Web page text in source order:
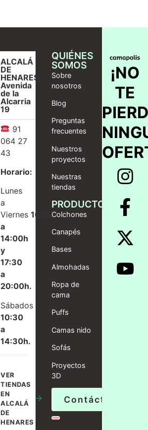
ALCALÁ
DE
HENARES,
Avenida
de la
Alcarria
19
91
064 27
43
Horario:
Lunes
a
Viernes10:00
a
14:00h
y
17:30
a
20:00h.
Sábados
10:30
a
14:30h.
VER
TIENDAS
EN
ALCALÁ
DE
HENARES
→
QUIÉNES
SOMOS
Sobre
nosotros
Blog
Preguntas
frecuentes
Nuestros
proyectos
Nuestras
tiendas
PRODUCTOS
Colchones
Canapés
Bases
Almohadas
Ropa de
cama
Puffs
Camas nido
Sofás
Proyectos
3D
Contáctanos
¡NO
TE